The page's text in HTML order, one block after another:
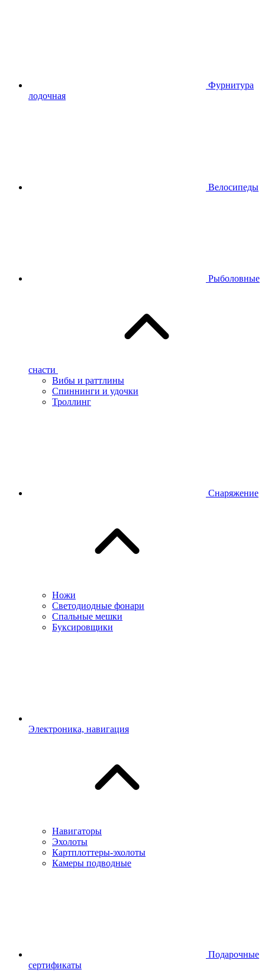
Фурнитура
лодочная
Велосипеды
Рыболовные
снасти
Вибы и раттлины
Спиннинги и удочки
Троллинг
Снаряжение
Ножи
Светодиодные фонари
Спальные мешки
Буксировщики
Электроника, навигация
Навигаторы
Эхолоты
Картплоттеры-эхолоты
Камеры подводные
Подарочные
сертификаты